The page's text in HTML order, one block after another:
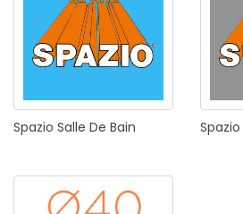
Spazio Salle De Bain Spazio